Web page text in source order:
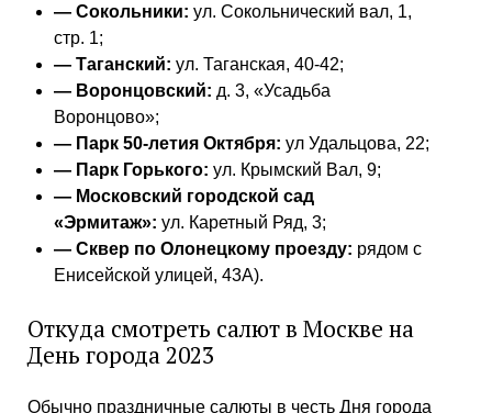
— Сокольники: ул. Сокольнический вал, 1,
стр. 1;
— Таганский: ул. Таганская, 40-42;
— Воронцовский: д. 3, «Усадьба
Воронцово»;
— Парк 50-летия Октября: ул Удальцова, 22;
— Парк Горького: ул. Крымский Вал, 9;
— Московский городской сад
«Эрмитаж»: ул. Каретный Ряд, 3;
— Сквер по Олонецкому проезду: рядом с
Енисейской улицей, 43А).
Откуда смотреть салют в Москве на
День города 2023
Обычно праздничные салюты в честь Дня города